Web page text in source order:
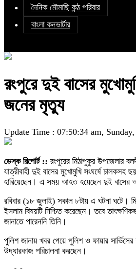
দৈনিক মৌমাছি কন্ঠ পরিবার
বাংলা কনভার্টার
রংপুরে দুই বাসের
জনের মৃত্যু
Update Time : 07:50:34 am,
ডেস্ক রিপোর্ট :: রংপুরের মিঠাপুকুর উপজেলার
যাত্রীবাহী দুই বাসের মুখোমুখি সংঘর্ষে চালকসহ
হারিয়েছেন। এ সময় আহত হয়েছেন দুই
রবিবার (১৮ জুলাই) সকাল ৮টায় এ ঘটনা ঘটে।
ইসলাম বিষয়টি নিশ্চিত করেছেন। তবে
জানাতে পারেননি তিনি।
পুলিশ জানায় খবর পেয়ে পুলিশ ও ফায়ার সার্ভিসের
উদ্ধারকাজ পরিচালনা করছেন।